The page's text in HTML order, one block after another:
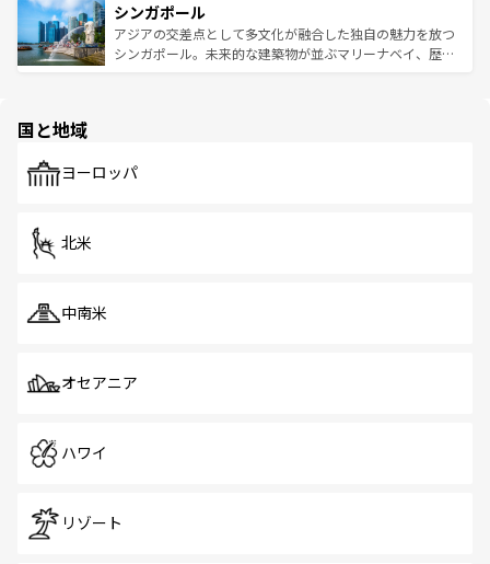
参照してほしい。
激する。気候は一年中温暖で、どの季節にも異なる楽しみ
が待っている。親しみやすいタイの人々、仏教を中心とし
た文化、そして多様な観光資源が、訪れる旅人を魅了し続
み、どこを訪れても感動するはず。観光スポットが密集し
ており、効率よく見どころを回れるのも魅力。息をのむよ
うな絶景から文化的な体験まで、香港を存分に楽しみ尽く
シンガポール
アジアの交差点として多文化が融合した独自の魅力を放つ
シンガポール。未来的な建築物が並ぶマリーナベイ、歴史
で、ホーカーズは地元の風情を楽しめる外せないスポット
国と地域
ヨーロッパ
北米
中南米
オセアニア
ハワイ
リゾート